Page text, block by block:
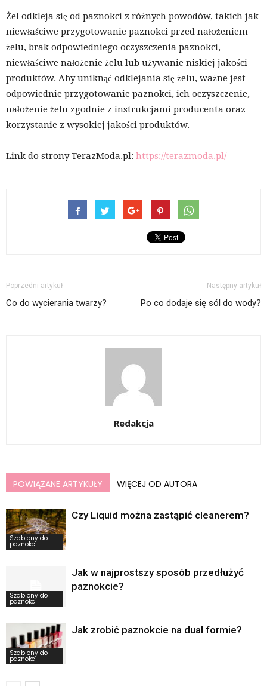
Żel odkleja się od paznokci z różnych powodów, takich jak
niewłaściwe przygotowanie paznokci przed nałożeniem
żelu, brak odpowiedniego oczyszczenia paznokci,
niewłaściwe nałożenie żelu lub używanie niskiej jakości
produktów. Aby uniknąć odklejania się żelu, ważne jest
odpowiednie przygotowanie paznokci, ich oczyszczenie,
nałożenie żelu zgodnie z instrukcjami producenta oraz
korzystanie z wysokiej jakości produktów.
Link do strony TerazModa.pl: https://terazmoda.pl/
Poprzedni artykuł
Co do wycierania twarzy?
Następny artykuł
Po co dodaje się sól do wody?
Redakcja
POWIĄZANE ARTYKUŁY WIĘCEJ OD AUTORA
Szablony do
paznokci
Czy Liquid można zastąpić cleanerem?
Szablony do
paznokci
Jak w najprostszy sposób przedłużyć
paznokcie?
Szablony do
paznokci
Jak zrobić paznokcie na dual formie?